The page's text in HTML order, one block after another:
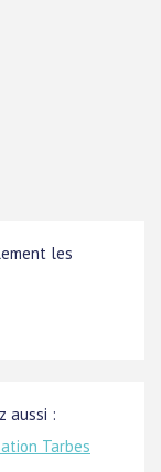
les
aussi :
Tarbes